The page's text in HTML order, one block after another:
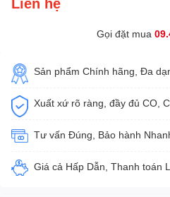
Gọi đặt mua
Sản phẩm Chính hãng, Đa
Xuất xứ rõ ràng, đầy đủ CO,
Tư vấn Đúng, Bảo hành
Giá cả Hấp Dẫn, Thanh toán